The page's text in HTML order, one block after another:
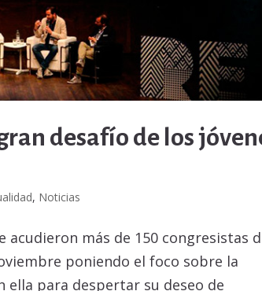
desafío de los
, Noticias
acudieron más de 150 congresistas
poniendo el foco sobre la
ella para despertar su deseo de